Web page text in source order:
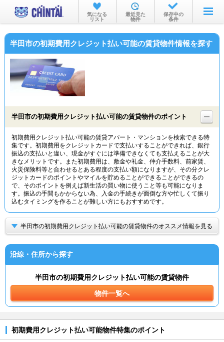
お部屋を探す
沿線・駅から
物件特集から
TOP
気になる
リスト
最近見た
物件
保存中の
条件
半田市の初期費用クレジット払い可能の賃貸物件情報を探す
半田市の初期費用クレジット払い可能の賃貸物件のポイント
初期費用クレジット払い可能の賃貸アパート・マンションを検索できる特
集です。初期費用をクレジットカードで支払いすることができれば、銀行
振込の支払いと違い、現金がすぐには準備できなくても支払えることが大
きなメリットです。また初期費用は、敷金や礼金、仲介手数料、前家賃、
火災保険料等と合わせるとある程度の支払い額になりますが、その分クレ
ジットカードのポイントやマイルを貯めることができることができるの
で、そのポイントを例えば新生活の買い物に使うこと等も可能になりま
す。振込の手間もかからない為、入金の手続きが面倒な方や忙しくて振り
込むタイミングを作ることが難しい方にもおすすめです。
半田市の初期費用クレジット払い可能の賃貸物件のオススメ情報を見る
沿線・住所から探す
半田市の初期費用クレジット払い可能の賃貸物件
物件一覧へ
初期費用クレジット払い可能物件特集のポイント